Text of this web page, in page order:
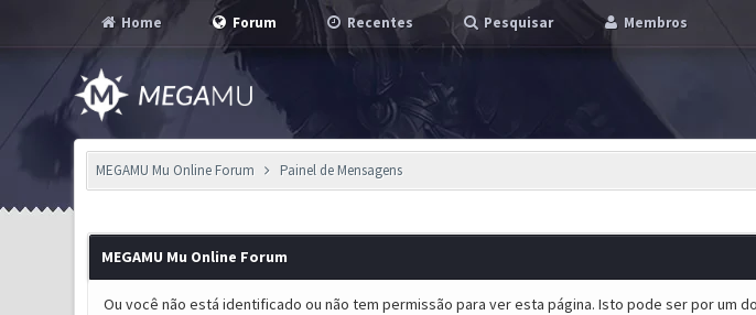
Home Forum Recentes Pesquisar Membros
MEGAMU Mu Online Forum Painel de Mensagens
MEGAMU Mu Online Forum
Ou você não está identificado ou não tem permissão para ver esta página. Isto pode ser por um